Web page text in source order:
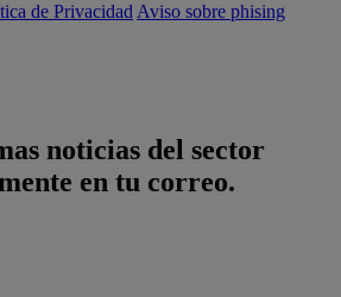
de Privacidad Aviso sobre phising
noticias del sector
en tu correo.